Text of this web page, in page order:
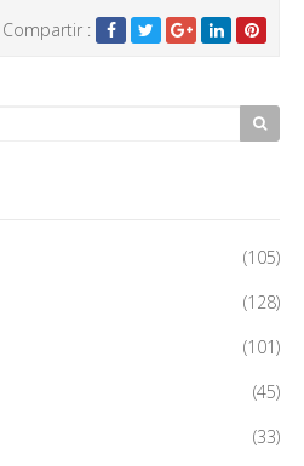
Compartir :
(105)
(128)
(101)
(45)
(33)